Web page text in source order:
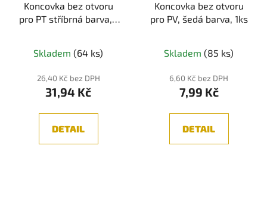
Koncovka bez otvoru
pro PT stříbrná barva, 1
Skladem (64 ks)
26,40 Kč bez DPH
31,94 Kč
DETAIL
Koncovka bez otvoru
pro PV, šedá barva, 1ks
Skladem (85 ks)
6,60 Kč bez DPH
7,99 Kč
DETAIL